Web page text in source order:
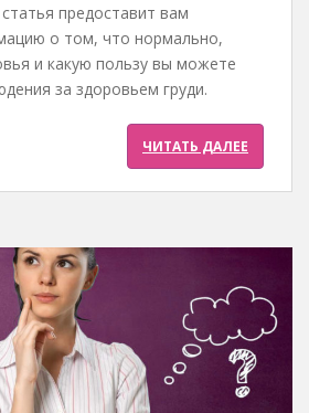
предоставит вам
о том, что нормально,
и какую пользу вы можете
за здоровьем груди.
ЧИТАТЬ ДАЛЕЕ